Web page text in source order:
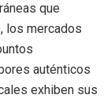
que
los mercados
auténticos
exhiben sus